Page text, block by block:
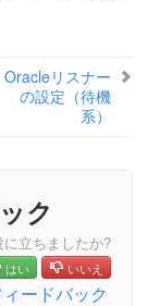
の概要
定について
構築
境構築
ームリソース階層の作成
ストールと設定
Oracleリスナー
の設定（待機
系）
ク
に立ちましたか?
はい いいえ
ードバック